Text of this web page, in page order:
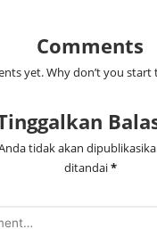
Comments
yet. Why don’t you start
tidak akan
ditandai*